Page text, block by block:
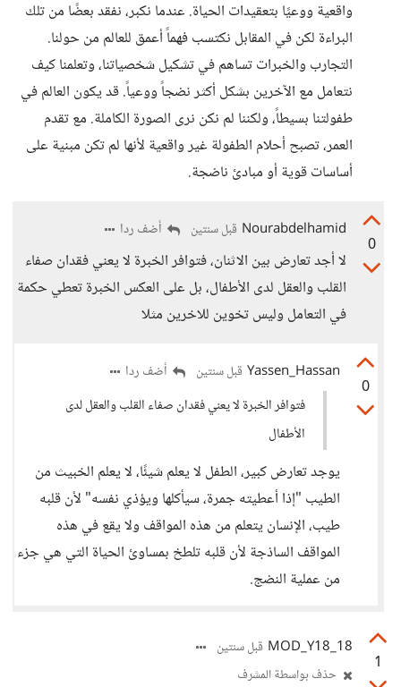
واقعية ووعيًا بتعقيدات الحياة. عندما نكبر، نفقد بعضًا من تلك
البراءة لكن في المقابل نكتسب فهماً أعمق للعالم من حولنا.
التجارب والخبرات تساهم في تشكيل شخصياتنا، وتعلمنا كيف
نتعامل مع الآخرين بشكل أكثر نضجاً ووعياً. قد يكون العالم في
طفولتنا بسيطاً، ولكننا لم نكن نرى الصورة الكاملة. مع تقدم
العمر، تصبح أحلام الطفولة غير واقعية لأنها لم تكن مبنية على
أساسات قوية أو مبادئ ناضجة.
0
Nourabdelhamid قبل سنتين أضف ردا
لا أجد تعارض بين الاثنان، فتوافر الخبرة لا يعني فقدان صفاء
القلب والعقل لدى الأطفال، بل على العكس الخبرة تعطي حكمة
في التعامل وليس تخوين للاخرين مثلا
0
Yassen_Hassan قبل سنتين
أضف ردا
فتوافر الخبرة لا يعني فقدان صفاء القلب والعقل لدى
الأطفال
يوجد تعارض كبير، الطفل لا يعلم شيئًا، لا يعلم الخبيث من
الطيب "إذا أعطيته جمرة، سيأكلها ويؤذي نفسه" لأن قلبه
طيب، الإنسان يتعلم من هذه المواقف ولا يقع في هذه
المواقف الساذجة لأن قلبه تلطخ بمساوئ الحياة التي هي جزء
من عملية النضج.
1
18_MOD_Y18
قبل سنتين
حذف بواسطة المشرف